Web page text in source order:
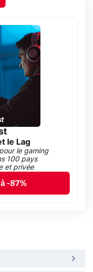
le Lag
le gaming
100 pays
et privée
-87%